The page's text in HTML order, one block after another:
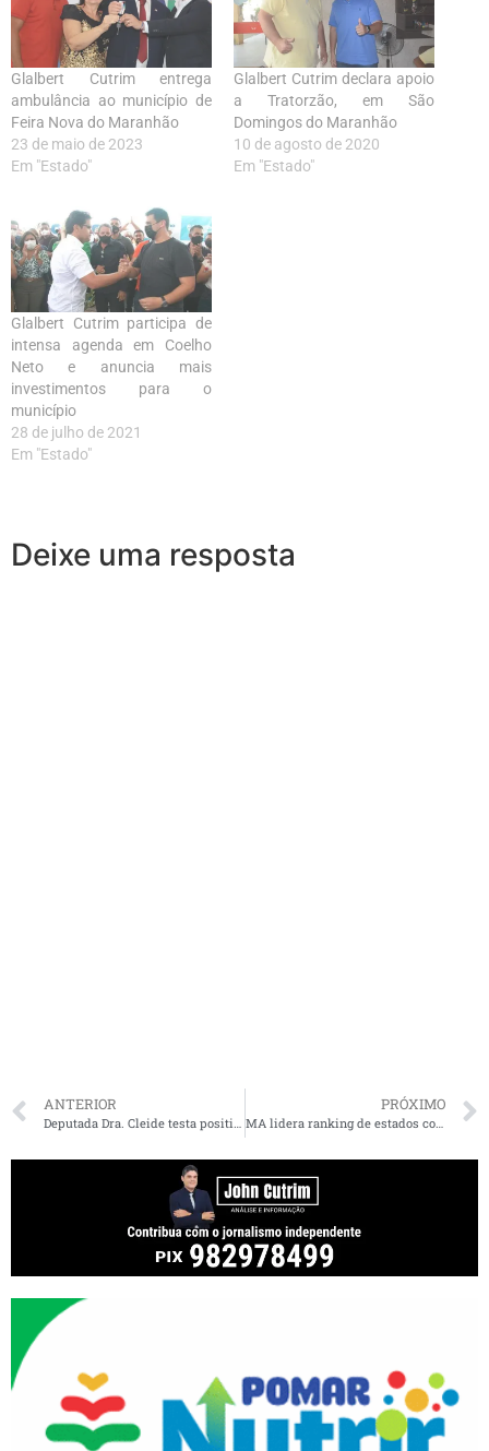
Glalbert Cutrim entrega
ambulância ao município de
Feira Nova do Maranhão
23 de maio de 2023
Em "Estado"
Glalbert Cutrim declara apoio
a Tratorzão, em São
Domingos do Maranhão
10 de agosto de 2020
Em "Estado"
Glalbert Cutrim participa de
intensa agenda em Coelho
Neto e anuncia mais
investimentos para o
município
28 de julho de 2021
Em "Estado"
Deixe uma resposta
ANTERIOR PRÓXIMO
MA lidera ranking de estados com melhor desempenho contra Covid-19